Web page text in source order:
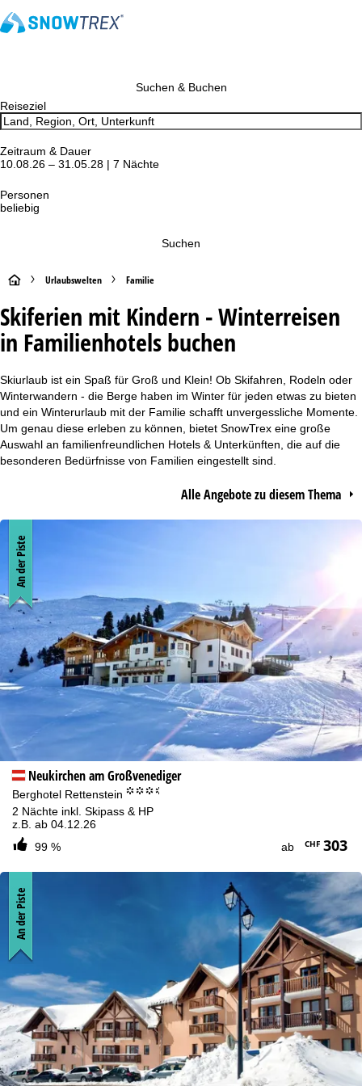
Cookie-Hinweis
Suchen & Buchen
Reiseziel
Zeitraum & Dauer
10.08.26 – 31.05.28 | 7 Nächte
Personen
beliebig
Suchen
S
t
a
r
t
s
t
e
Urlaubswelten Familie
Skiferien mit Kindern - Winterreisen
in Familienhotels buchen
Skiurlaub ist ein Spaß für Groß und Klein! Ob Skifahren, Rodeln oder
Winterwandern - die Berge haben im Winter für jeden etwas zu bieten
und ein Winterurlaub mit der Familie schafft unvergessliche Momente.
Um genau diese erleben zu können, bietet SnowTrex eine große
Auswahl an familienfreundlichen Hotels & Unterkünften, die auf die
besonderen Bedürfnisse von Familien eingestellt sind.
Alle Angebote zu diesem Thema
Neukirchen am Großvenediger
Berghotel Rettenstein °°°.
2 Nächte inkl. Skipass & HP
z.B. ab 04.12.26
99 %
ab CHF303
An der Piste
An der Piste